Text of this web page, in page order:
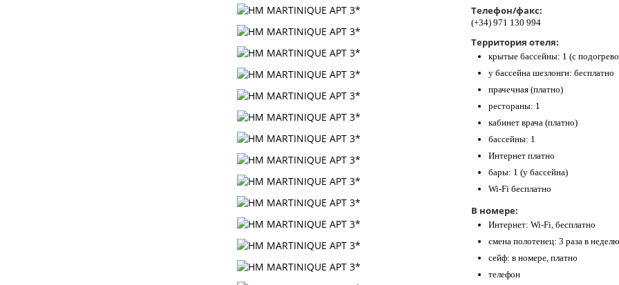
Телефон/факс:
(+34) 971 130 994
Территория отеля:
крытые бассейны: 1 (с
у бассейна шезлонги: бесплатно
прачечная (платно)
рестораны: 1
кабинет врача (платно)
бассейны: 1
Интернет платно
бары: 1 (у бассейна)
Wi-Fi бесплатно
В номере:
Интернет: Wi-Fi, бесплатно
смена полотенец: 3 раза в неделю
сейф: в номере, платно
телефон